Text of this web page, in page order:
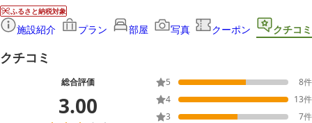
ふるさと納税対象
施設紹介 プラン 部屋 写真 クーポン クチコミ
クチコミ
総合評価
3.00
5 8件
4
13件
3
7件